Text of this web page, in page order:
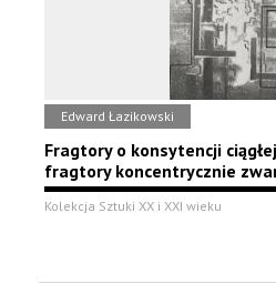
Edward Łazikowski
Fragtory o konsytencji
fragtory koncentrycznie
Kolekcja Sztuki XX i XXI wieku